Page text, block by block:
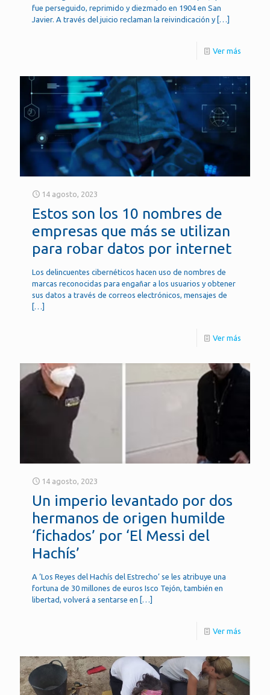
fue perseguido, reprimido y diezmado en 1904 en San
Javier. A través del juicio reclaman la reivindicación y […]
Ver más
14 agosto, 2023
Estos son los 10 nombres de
empresas que más se utilizan
para robar datos por internet
Los delincuentes cibernéticos hacen uso de nombres de
marcas reconocidas para engañar a los usuarios y obtener
sus datos a través de correos electrónicos, mensajes de
[…]
Ver más
14 agosto, 2023
Un imperio levantado por dos
hermanos de origen humilde
‘fichados’ por ‘El Messi del
Hachís’
A ‘Los Reyes del Hachís del Estrecho’ se les atribuye una
fortuna de 30 millones de euros Isco Tejón, también en
libertad, volverá a sentarse en […]
Ver más